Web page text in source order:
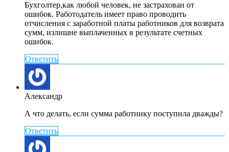
Бухголтер,как любой человек, не застрахован от
ошибок. Работодатель имеет право проводить
отчисления с заработной платы работников для возврата
сумм, излишне выплаченных в результате счетных
ошибок.
Ответить
Александр
А что делать, если сумма работнику поступила дважды?
Ответить